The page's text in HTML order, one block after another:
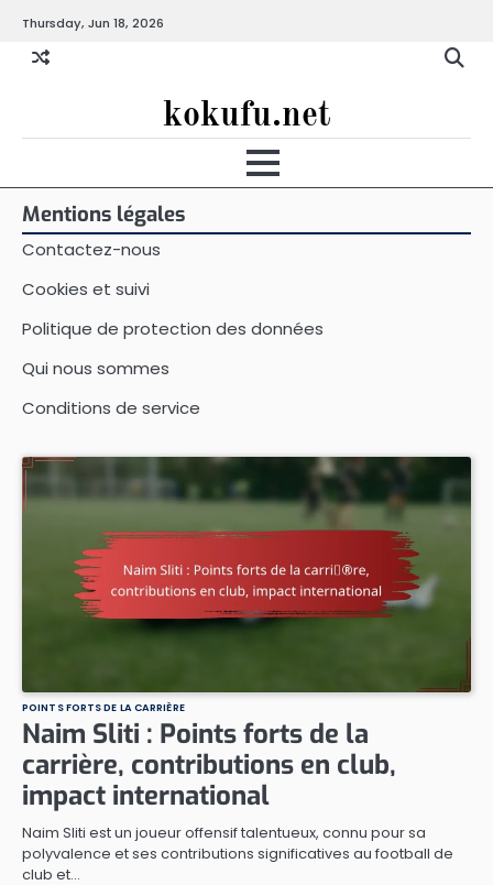
content
Thursday, Jun 18, 2026
kokufu.net
Mentions légales
Contactez-nous
Cookies et suivi
Politique de protection des données
Qui nous sommes
Conditions de service
POINTS FORTS DE LA CARRIÈRE
Naim Sliti : Points forts de la
carrière, contributions en club,
impact international
Naim Sliti est un joueur offensif talentueux, connu pour sa
polyvalence et ses contributions significatives au football de
club et…